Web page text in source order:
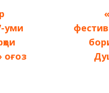
уми
оғоз